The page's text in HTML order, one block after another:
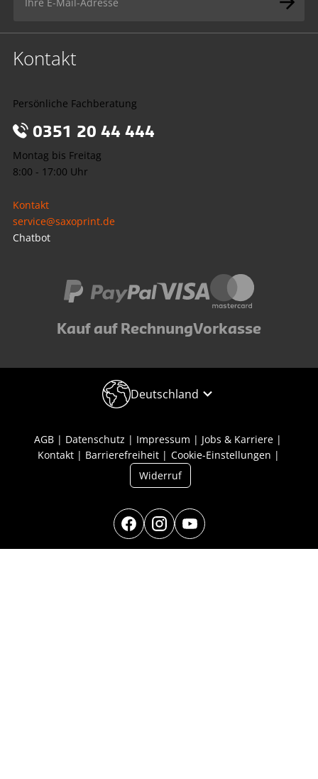
Kontakt
Persönliche Fachberatung
0351 20 44 444
Montag bis Freitag
8:00 - 17:00 Uhr
Kontakt
service@saxoprint.de
Chatbot
Kauf auf RechnungVorkasse
Deutschland
AGB Datenschutz Impressum
Jobs & Karriere
Kontakt
Barrierefreiheit
Cookie-Einstellungen
Widerruf